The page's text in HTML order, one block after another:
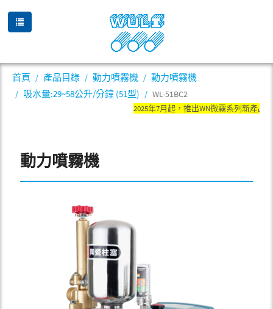
首頁 產品目錄 動力噴霧機
動力噴霧機
吸水量:29~58公升/分鐘 (51型)
WL-51BC2
2025年7月起，推出WN微霧系列新產品
動力噴霧機